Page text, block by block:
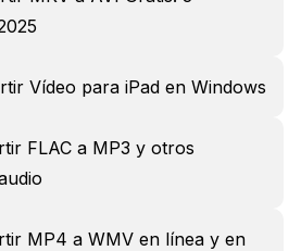
Vídeo para iPad en Windows
FLAC a MP3 y otros
MP4 a WMV en línea y en